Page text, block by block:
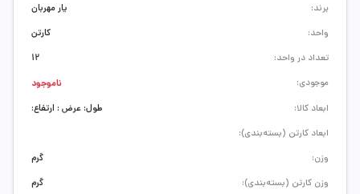
ابعاد کالا:
طول: عرض : ارتفاع:
ابعاد کارتن (بسته‌بندی):
وزن:
گرم
وزن کارتن (بسته‌بندی):
گرم
برند:
یار مهربان
واحد:
کارتن
تعداد در واحد:
12
موجودی:
ناموجود